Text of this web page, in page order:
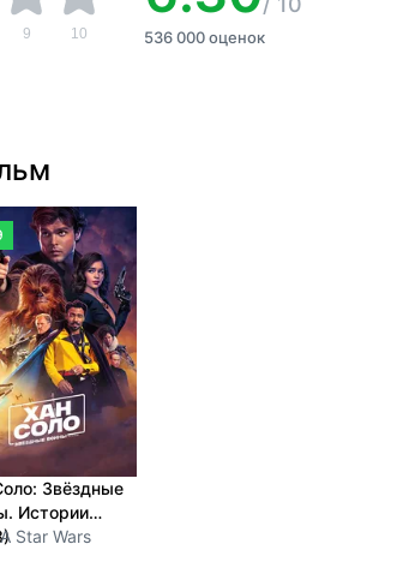
9 10 536 000 оценок
Звёздные
Истории
Star Wars